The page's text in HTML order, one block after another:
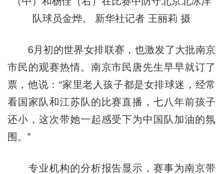
队球员金烨。 新华社记者 王丽莉 摄
6月初的世界女排联赛，也激发了大批南京
市民的观赛热情。南京市民唐先生早早就订了
票，他说：“家里老人孩子都是女排球迷，经常
看国家队和江苏队的比赛直播，七八年前孩子
还小，这次带她一起感受下为中国队加油的氛
围。”
专业机构的分析报告显示，赛事为南京带